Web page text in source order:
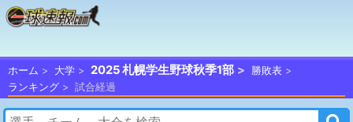
ホーム 大学 2025 札幌学生野球秋季1部
勝敗表
ランキング
試合経過